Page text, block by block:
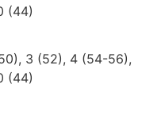
(44)
3 (52), 4 (54-56),
(44)